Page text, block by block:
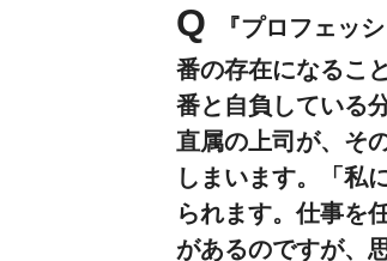
Q
『プロフェッ
番の存在になるこ
番と自負している
直属の上司が、そ
しまいます。「私
られます。仕事を
があるのですが、